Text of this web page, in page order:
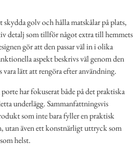
golv och hålla matskålar på plats,
detalj som tillför något extra till hemmets
gör att den passar väl in i olika
aspekt beskrivs väl genom den
lätt att rengöra efter användning.
har fokuserat både på det praktiska
underlägg. Sammanfattningsvis
som inte bara fyller en praktisk
utan även ett konstnärligt uttryck som
helst.